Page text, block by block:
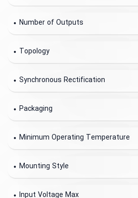
Number of Outputs
Topology
Synchronous Rectification
Packaging
Minimum Operating Temperature
Mounting Style
Input Voltage Max